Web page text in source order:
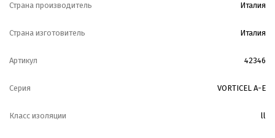
Страна производитель Италия
Страна изготовитель Италия
Артикул 42346
Серия VORTICEL A-E
Класс изоляции ll